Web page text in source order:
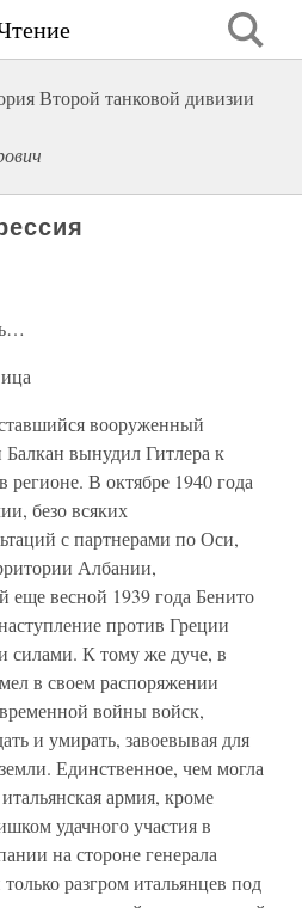
Второй танковой дивизии
вооруженный
вынудил Гитлера к
регионе. В октябре 1940 года
безо всяких
с партнерами по Оси,
Албании,
еще весной 1939 года Бенито
против Греции
К тому же дуче, в
в своем распоряжении
войны войск,
и умирать, завоевывая для
Единственное, чем могла
армия, кроме
удачного участия в
на стороне генерала
разгром итальянцев под